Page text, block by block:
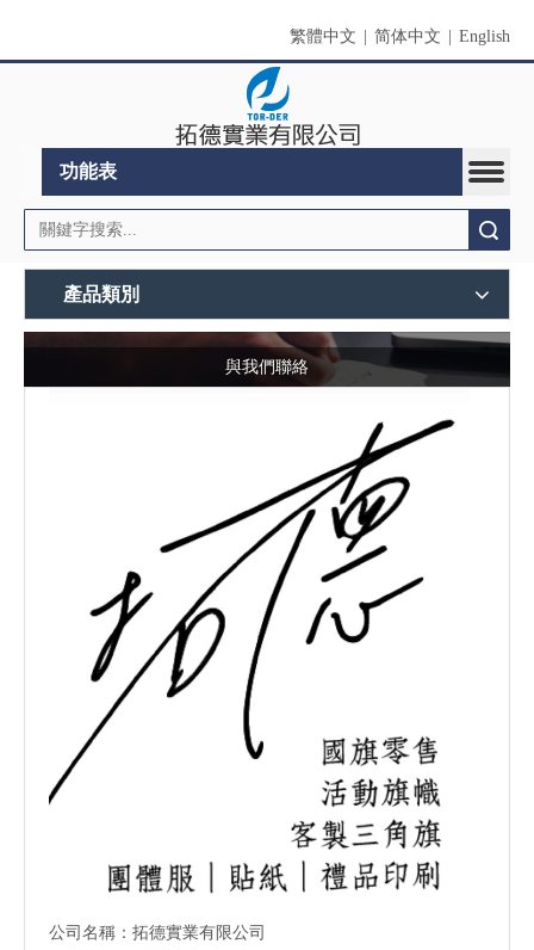
繁體中文 简体中文 English
功能表
產品類別
與我們聯絡
公司名稱：拓德實業有限公司